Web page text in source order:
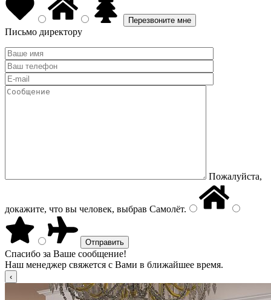
Письмо директору
Пожалуйста,
докажите, что вы человек, выбрав Самолёт.
Спасибо за Ваше сообщение!
Наш менеджер свяжется с Вами в ближайшее время.